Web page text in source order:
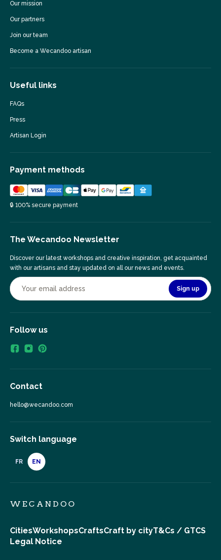
Our mission
Our partners
Join our team
Become a Wecandoo artisan
Useful links
FAQs
Press
Artisan Login
Payment methods
🔒 100% secure payment
The Wecandoo Newsletter
Discover our latest workshops and creative inspiration, get acquainted
with our artisans and stay updated on all our news and events.
Sign up
Follow us
Contact
hello@wecandoo.com
Switch language
FR EN
WECANDOO
CitiesWorkshopsCraftsCraft by cityT&Cs / GTCS
Legal Notice